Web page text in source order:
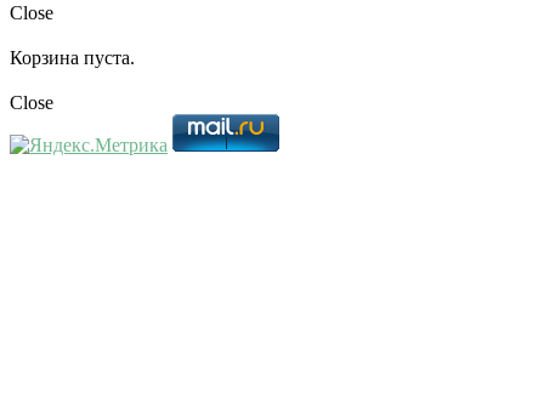
Close
Корзина пуста.
Close